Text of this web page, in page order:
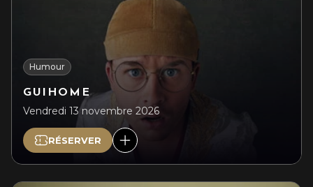
Humour
GUIHOME
Vendredi 13 novembre 2026
RÉSERVER